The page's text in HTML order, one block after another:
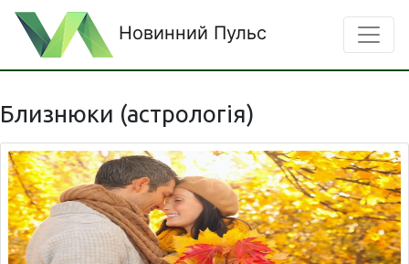
Новинний Пульс
Близнюки (астрологія)